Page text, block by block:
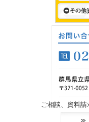
ご相談、資料請